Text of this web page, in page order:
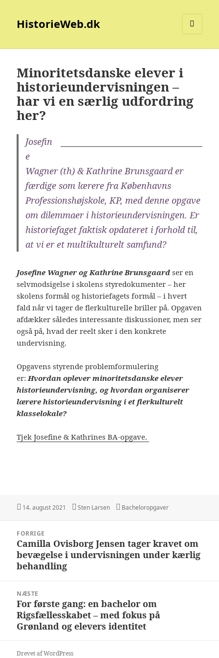
HistorieWeb.dk
Minoritetsdanske elever i
historieundervisningen –
har vi en særlig udfordring
her?
Josefin
e
Wagner (th) & Kathrine Brunsgaard er
færdige som lærere fra Københavns
Professionshøjskole, KP, med denne opgave
om dilemmaer i historieundervisningen. Er
historiefaget faktisk opdateret i forhold til,
at vi er et multikulturelt samfund?
Josefine Wagner og Kathrine Brunsgaard ser en
selvmodsigelse i skolens styredokumenter – her
skolens formål og historiefagets formål – i hvert
fald når vi tager de flerkulturelle briller på. Opgaven
afdækker således interessante diskussioner, men ser
også på, hvad der reelt sker i den konkrete
undervisning.
Opgavens styrende problemformulering
er:Hvordan oplever minoritetsdanske elever
historieundervisning, og hvordan organiserer
lærere historieundervisning i et flerkulturelt
klasselokale?
Tjek Josefine & Kathrines BA-opgave.
Udgivet
14. august 2021 Forfatter
Sten Larsen Kategorier
Bacheloropgaver
FORRIGE
Forrige
indlæg:
Camilla Ovisborg Jensen tager kravet om
bevægelse i undervisningen under kærlig
behandling
NÆSTE
Næste
indlæg:
For første gang: en bachelor om
Rigsfællesskabet – med fokus på
Grønland og elevers identitet
Drevet af WordPress